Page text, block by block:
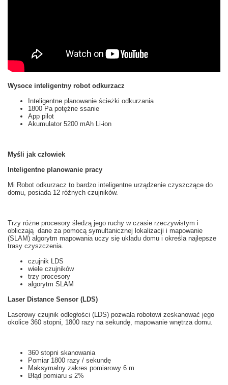
Wysoce inteligentny robot odkurzacz
Inteligentne planowanie ścieżki odkurzania
1800 Pa potężne ssanie
App pilot
Akumulator 5200 mAh Li-ion
Myśli jak człowiek
Inteligentne planowanie pracy
Mi Robot odkurzacz to bardzo inteligentne urządzenie czyszczące do
domu, posiada 12 różnych czujników.
Trzy różne procesory śledzą jego ruchy w czasie rzeczywistym i
obliczają dane za pomocą symultanicznej lokalizacji i mapowanie
(SLAM) algorytm mapowania uczy się układu domu i określa najlepsze
trasy czyszczenia.
czujnik
LDS
wiele czujników
trzy procesory
algorytm SLAM
Laser Distance Sensor (LDS)
Laserowy czujnik odległości ( LDS) pozwala robotowi zeskanować jego
okolice 360 stopni , 1800 razy na sekundę mapowanie wnętrza domu.
360 stopni skanowania
Pomiar 1800 razy / sekundę
Maksymalny zakres pomiarowy 6 m
Błąd pomiaru ≤ 2%